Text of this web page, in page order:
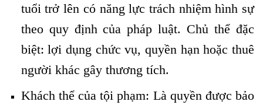
tuổi trở lên có năng lực trách nhiệm hình sự
theo quy định của pháp luật. Chủ thể đặc
biệt: lợi dụng chức vụ, quyền hạn hoặc thuê
người khác gây thương tích.
Khách thể của tội phạm: Là quyền được bảo